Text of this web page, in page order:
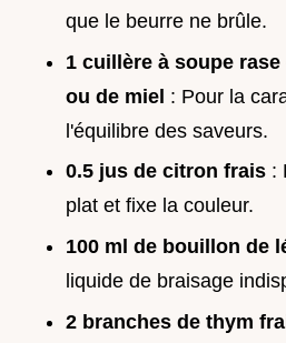
que le beurre ne brûle.
1 cuillère à soupe
ou de miel : Pour la
l'équilibre des saveurs.
0.5 jus de citron frais :
plat et fixe la couleur.
100 ml de bouillon de
liquide de braisage
2 branches de thym